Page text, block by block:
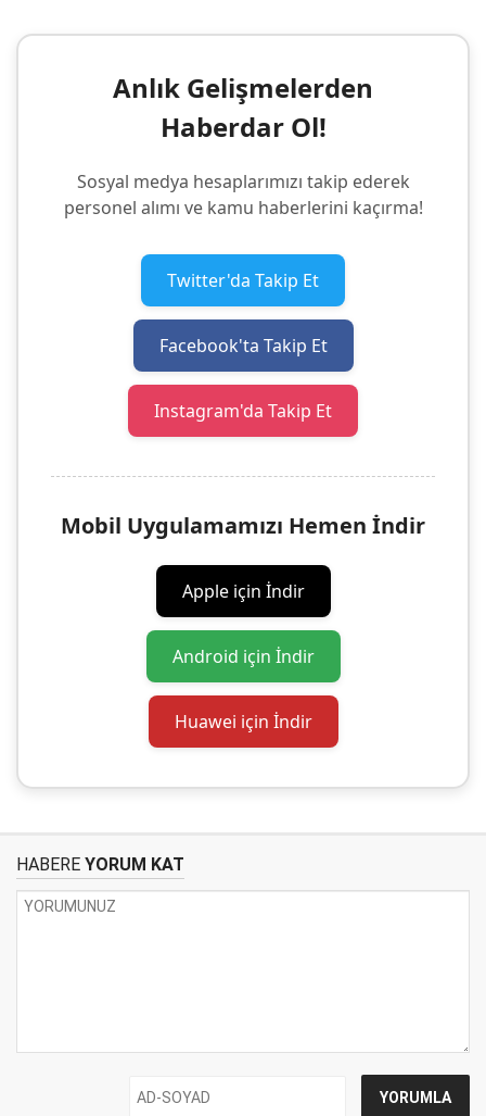
Anlık Gelişmelerden
Haberdar Ol!
Sosyal medya hesaplarımızı takip ederek
personel alımı ve kamu haberlerini kaçırma!
Twitter'da Takip Et
Facebook'ta Takip Et
Instagram'da Takip Et
Mobil Uygulamamızı Hemen İndir
Apple için İndir
Android için İndir
Huawei için İndir
HABERE YORUM KAT